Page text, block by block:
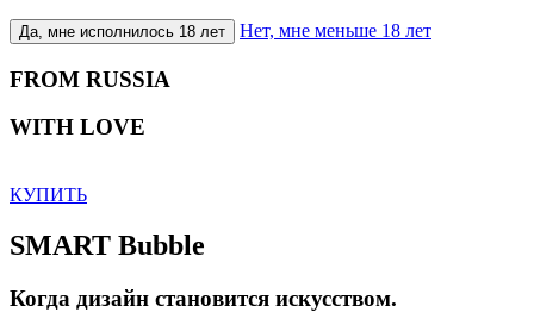
Да, мне исполнилось 18 лет Нет, мне меньше 18 лет
FROM RUSSIA
WITH LOVE
КУПИТЬ
SMART Bubble
Когда дизайн становится искусством.